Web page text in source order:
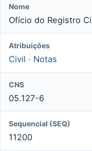
Nome
Ofício do Registro
Atribuições
Civil · Notas
CNS
05.127-6
Sequencial (SEQ)
11200